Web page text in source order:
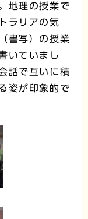
地理の授業で
ラリアの気
書写）の授業
いていまし
話で互いに積
姿が印象的で